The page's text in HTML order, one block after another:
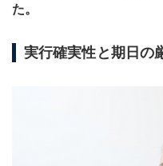
た。
実行確実性と期日の